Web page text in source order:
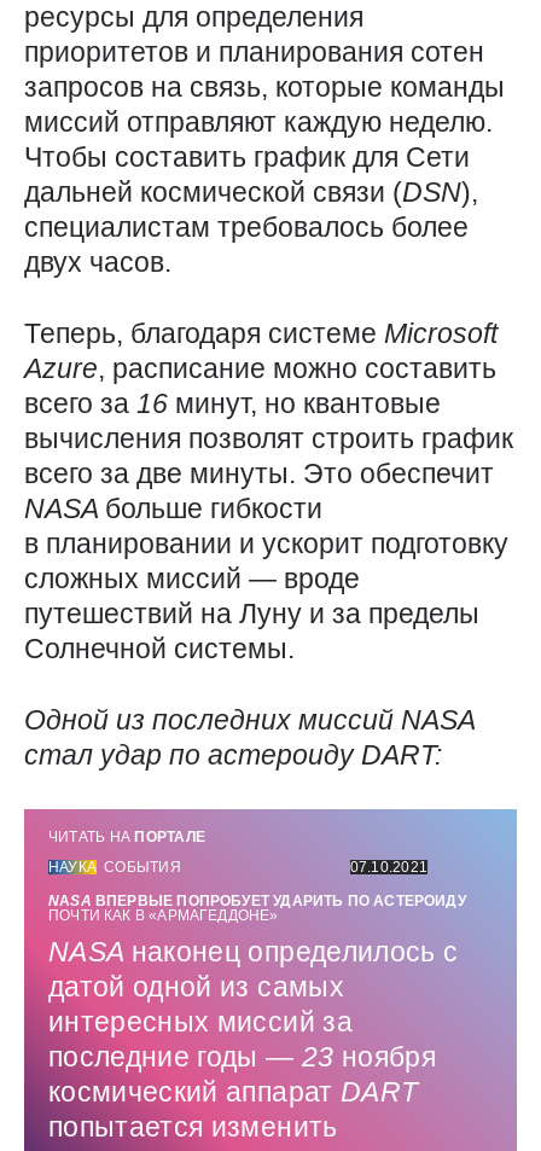
ресурсы для определения
приоритетов и планирования сотен
запросов на связь, которые команды
миссий отправляют каждую неделю.
Чтобы составить график для Сети
дальней космической связи (DSN),
специалистам требовалось более
двух часов.
Теперь, благодаря системе Microsoft
Azure, расписание можно составить
всего за 16 минут, но квантовые
вычисления позволят строить график
всего за две минуты. Это обеспечит
NASA больше гибкости
в планировании и ускорит подготовку
сложных миссий — вроде
путешествий на Луну и за пределы
Солнечной системы.
Одной из последних миссий NASA
стал удар по астероиду DART:
ЧИТАТЬ НА ПОРТАЛЕ
НАУКА СОБЫТИЯ
07.10.2021
NАSA ВПЕРВЫЕ ПОПРОБУЕТ УДАРИТЬ ПО АСТЕРОИДУ
ПОЧТИ КАК В «АРМАГЕДДОНЕ»
NASA наконец определилось с
датой одной из самых
интересных миссий за
последние годы — 23 ноября
космический аппарат DART
попытается изменить